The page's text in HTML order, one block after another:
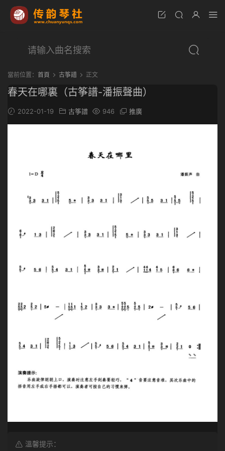
當前位置： 首頁 古筝譜 正文
春天在哪裏（古筝譜-潘振聲曲）
2022-01-19 古筝譜 946 推廣
溫馨提示：